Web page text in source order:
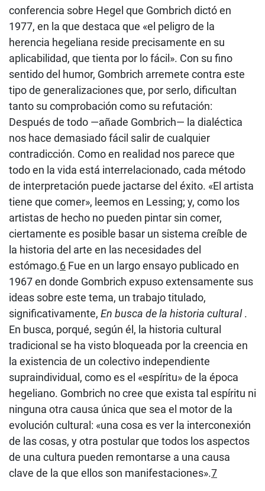
conferencia sobre Hegel que Gombrich dictó en
1977, en la que destaca que «el peligro de la
herencia hegeliana reside precisamente en su
aplicabilidad, que tienta por lo fácil». Con su fino
sentido del humor, Gombrich arremete contra este
tipo de generalizaciones que, por serlo, dificultan
tanto su comprobación como su refutación:
Después de todo —añade Gombrich— la dialéctica
nos hace demasiado fácil salir de cualquier
contradicción. Como en realidad nos parece que
todo en la vida está interrelacionado, cada método
de interpretación puede jactarse del éxito. «El artista
tiene que comer», leemos en Lessing; y, como los
artistas de hecho no pueden pintar sin comer,
ciertamente es posible basar un sistema creíble de
la historia del arte en las necesidades del
estómago.6 Fue en un largo ensayo publicado en
1967 en donde Gombrich expuso extensamente sus
ideas sobre este tema, un trabajo titulado,
significativamente, En busca de la historia cultural.
En busca, porqué, según él, la historia cultural
tradicional se ha visto bloqueada por la creencia en
la existencia de un colectivo independiente
supraindividual, como es el «espíritu» de la época
hegeliano. Gombrich no cree que exista tal espíritu ni
ninguna otra causa única que sea el motor de la
evolución cultural: «una cosa es ver la interconexión
de las cosas, y otra postular que todos los aspectos
de una cultura pueden remontarse a una causa
clave de la que ellos son manifestaciones».7